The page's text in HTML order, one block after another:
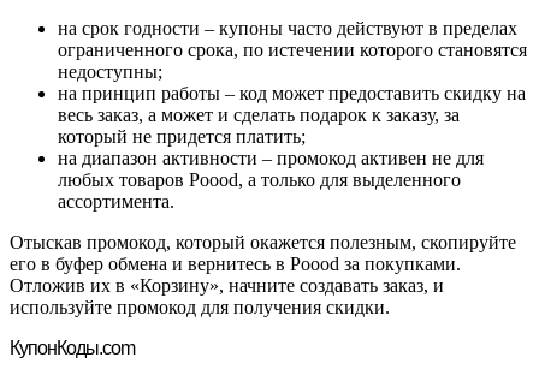
на срок годности – купоны часто действуют в пределах
ограниченного срока, по истечении которого становятся
недоступны;
на принцип работы – код может предоставить скидку на
весь заказ, а может и сделать подарок к заказу, за
который не придется платить;
на диапазон активности – промокод активен не для
любых товаров Poood, а только для выделенного
ассортимента.
Отыскав промокод, который окажется полезным, скопируйте
его в буфер обмена и вернитесь в Poood за покупками.
Отложив их в «Корзину», начните создавать заказ, и
используйте промокод для получения скидки.
КупонКоды.com